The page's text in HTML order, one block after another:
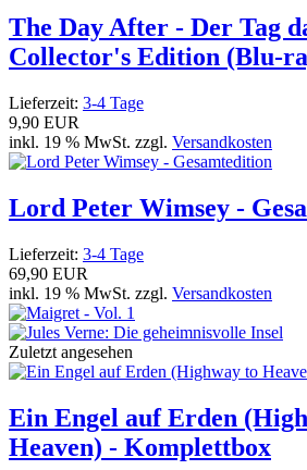
The Day After - Der Tag
Collector's Edition (Blu-
Lieferzeit: 3-4 Tage
9,90 EUR
inkl. 19 % MwSt. zzgl. Versandkosten
Lord Peter Wimsey -
Lieferzeit: 3-4 Tage
69,90 EUR
inkl. 19 % MwSt. zzgl. Versandkosten
Zuletzt angesehen
Ein Engel auf Erden
Heaven) - Komplettbox